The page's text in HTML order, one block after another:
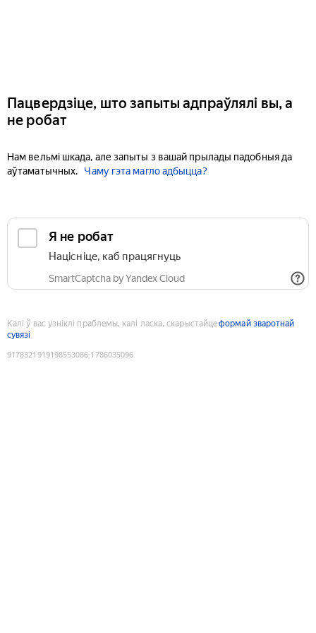
Пацвердзіце, што запыты адпраўлялі вы, а
не робат
Нам вельмі шкада, але запыты з вашай прылады падобныя да
аўтаматычных.
Чаму гэта магло адбыцца?
Я не робат
Націсніце, каб працягнуць
SmartCaptcha by Yandex Cloud
Калі ў вас узніклі праблемы, калі ласка, скарыстайцеформай зваротнай
сувязі
9178321919198553086:1786035096